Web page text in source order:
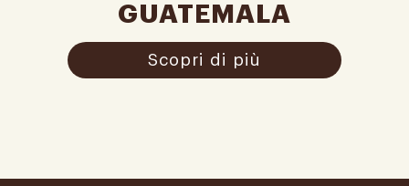
GUATEMALA
Scopri di più